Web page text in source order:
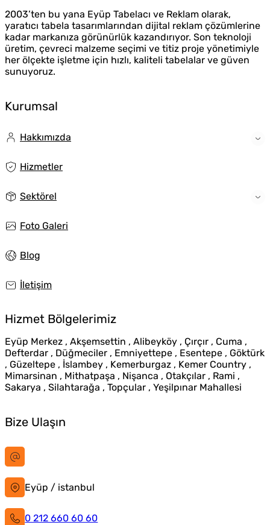
2003’ten bu yana Eyüp Tabelacı ve Reklam olarak,
yaratıcı tabela tasarımlarından dijital reklam çözümlerine
kadar markanıza görünürlük kazandırıyor. Son teknoloji
üretim, çevreci malzeme seçimi ve titiz proje yönetimiyle
her ölçekte işletme için hızlı, kaliteli tabelalar ve güven
sunuyoruz.
Kurumsal
Hakkımızda
Hizmetler
Sektörel
Foto Galeri
Blog
İletişim
Hizmet Bölgelerimiz
Eyüp Merkez , Akşemsettin , Alibeyköy , Çırçır , Cuma ,
Defterdar , Düğmeciler , Emniyettepe , Esentepe , Göktürk
, Güzeltepe , İslambey , Kemerburgaz , Kemer Country ,
Mimarsinan , Mithatpaşa , Nişanca , Otakçılar , Rami ,
Sakarya , Silahtarağa , Topçular , Yeşilpınar Mahallesi
Bize Ulaşın
Eyüp / istanbul
0 212 660 60 60